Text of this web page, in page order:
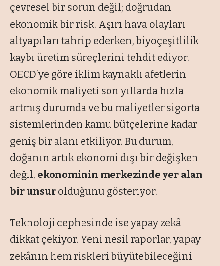
çevresel bir sorun değil; doğrudan
ekonomik bir risk. Aşırı hava olayları
altyapıları tahrip ederken, biyoçeşitlilik
kaybı üretim süreçlerini tehdit ediyor.
OECD’ye göre iklim kaynaklı afetlerin
ekonomik maliyeti son yıllarda hızla
artmış durumda ve bu maliyetler sigorta
sistemlerinden kamu bütçelerine kadar
geniş bir alanı etkiliyor. Bu durum,
doğanın artık ekonomi dışı bir değişken
değil, ekonominin merkezinde yer alan
bir unsur olduğunu gösteriyor.
Teknoloji cephesinde ise yapay zekâ
dikkat çekiyor. Yeni nesil raporlar, yapay
zekânın hem riskleri büyütebileceğini